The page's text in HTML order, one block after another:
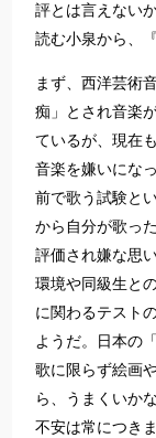
評とは言えない
読む小泉から、
まず、西洋芸術
痴」とされ音楽
ているが、現在
音楽を嫌いにな
前で歌う試験と
から自分が歌っ
評価され嫌な思
環境や同級生と
に関わるテスト
ようだ。日本の
歌に限らず絵画
ら、うまくいか
不安は常につきま